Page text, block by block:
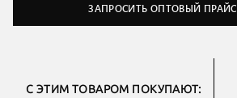
ЗАПРОСИТЬ ОПТОВЫЙ ПРАЙС
С ЭТИМ ТОВАРОМ ПОКУПАЮТ: